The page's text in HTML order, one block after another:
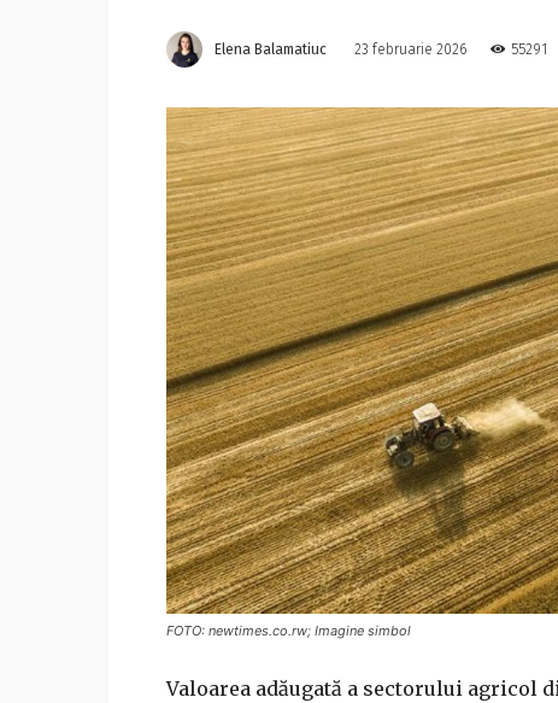
Elena Balamatiuc 23 februarie 2026 55291
FOTO: newtimes.co.rw; Imagine simbol
Valoarea adăugată a sectorului agricol